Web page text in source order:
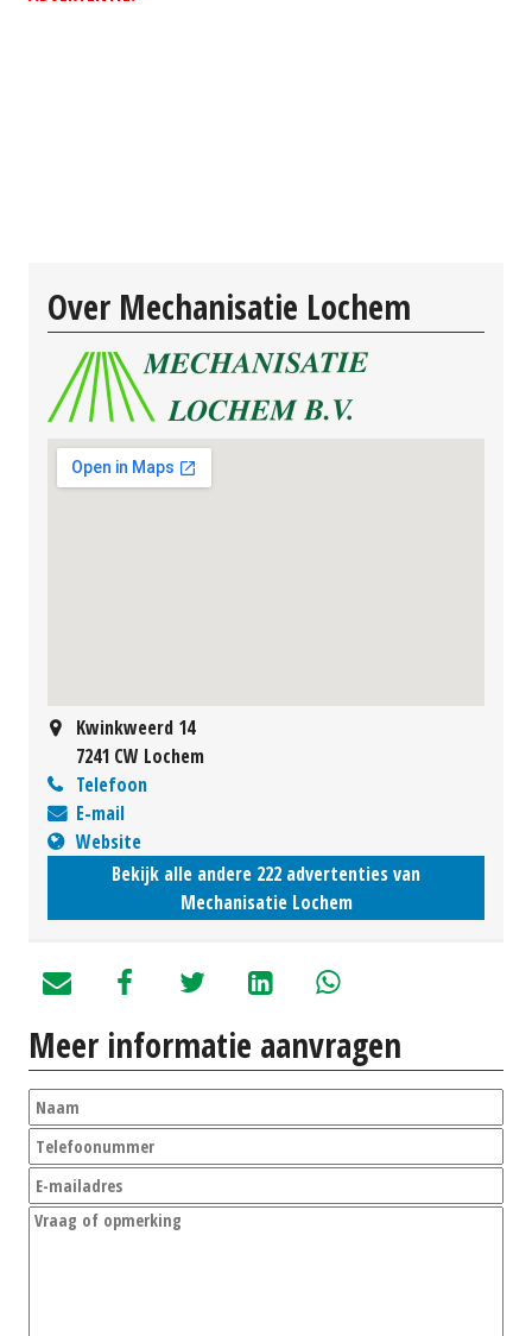
Over Mechanisatie Lochem
Kwinkweerd 14
7241 CW Lochem
Telefoon
E-mail
Website
Bekijk alle andere 222 advertenties van
Mechanisatie Lochem
Meer informatie aanvragen